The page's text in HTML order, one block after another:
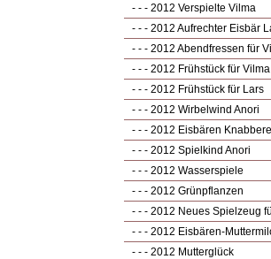
- - - 2012 Verspielte Vilma
- - - 2012 Aufrechter Eisbär
- - - 2012 Abendfressen für
- - - 2012 Frühstück für Vilma
- - - 2012 Frühstück für Lars
- - - 2012 Wirbelwind Anori
- - - 2012 Eisbären
- - - 2012 Spielkind Anori
- - - 2012 Wasserspiele
- - - 2012 Grünpflanzen
- - - 2012 Neues Spielzeug
- - - 2012 Eisbären-
- - - 2012 Mutterglück